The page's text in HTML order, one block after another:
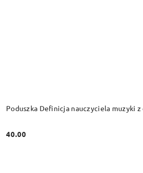
Poduszka Definicja nauczyciela muzyki
Cena:
40.00